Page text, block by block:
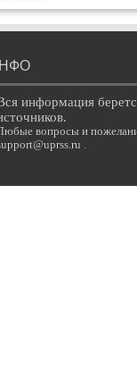
информация
вопросы и
.